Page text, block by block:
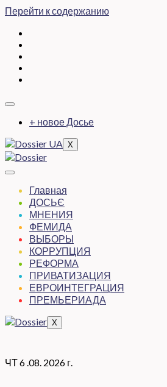
Перейти к содержанию
+ новое Досье
X
Главная
ДОСЬЄ
МНЕНИЯ
ФЕМИДА
ВЫБОРЫ
КОРРУПЦИЯ
РЕФОРМА
ПРИВАТИЗАЦИЯ
ЕВРОИНТЕГРАЦИЯ
ПРЕМЬЕРИАДА
X
ЧТ 6 .08. 2026 г.